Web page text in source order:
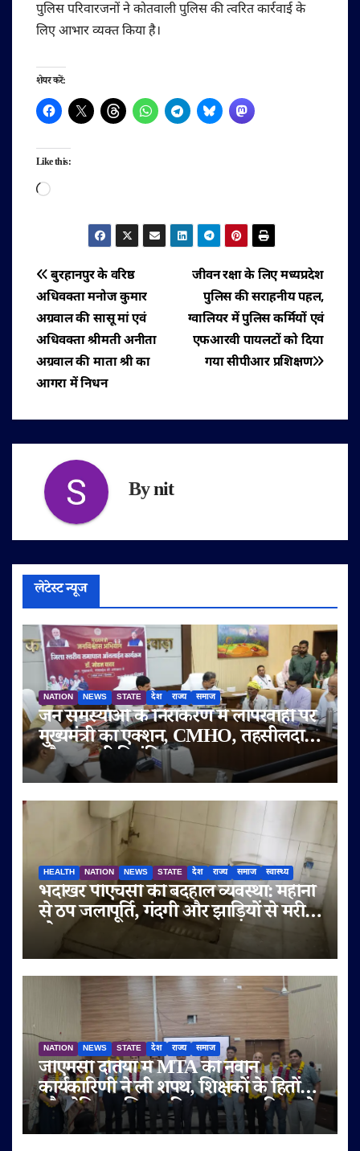
पुलिस परिवारजनों ने कोतवाली पुलिस की त्वरित कार्रवाई के
लिए आभार व्यक्त किया है।
शेयर करें:
Like this:
Loading…
पोस्ट
नेविगेशन
जीवन रक्षा के लिए मध्यप्रदेश
पुलिस की सराहनीय पहल,
ग्वालियर में पुलिस कर्मियों एवं
एफआरवी पायलटों को दिया
गया सीपीआर प्रशिक्षण
बुरहानपुर के वरिष्ठ
अधिवक्ता मनोज कुमार
अग्रवाल की सासू मां एवं
अधिवक्ता श्रीमती अनीता
अग्रवाल की माता श्री का
आगरा में निधन
Bynit
लेटेस्ट न्यूज
NATION NEWS STATE देश राज्य समाज
जन समस्याओं के निराकरण में लापरवाही पर
मुख्यमंत्री का एक्शन, CMHO, तहसीलदार
और पटवारी निलंबित; CEO जनपद व श्रम
अधिकारी की वेतनवृद्धि रोकी, तीन को नोटिस
HEALTH NATION NEWS STATE देश राज्य समाज स्वास्थ्य
भदोखर पीएचसी की बदहाल व्यवस्था: महीनों
से ठप जलापूर्ति, गंदगी और झाड़ियों से मरीज
परेशान
NATION NEWS STATE देश राज्य समाज
जीएमसी दतिया में MTA की नवीन
कार्यकारिणी ने ली शपथ, शिक्षकों के हितों
और मेडिकल शिक्षा की गुणवत्ता पर दिया जोर